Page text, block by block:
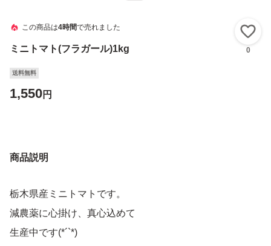
この商品は4時間で売れました
ミニトマト(フラガール)1kg 0
送料無料
1,550円
商品説明
栃木県産ミニトマトです。
減農薬に心掛け、真心込めて
生産中です(*´`*)